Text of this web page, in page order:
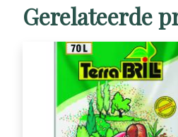
Gerelateerde